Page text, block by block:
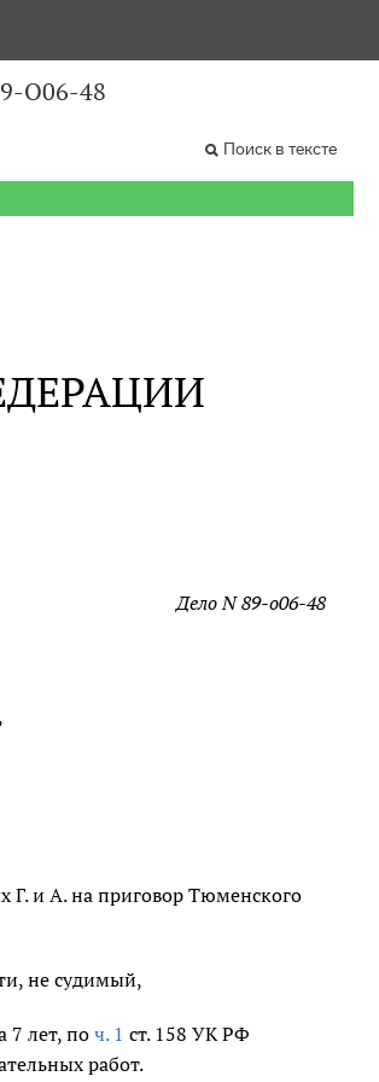
О06-48
Поиск в тексте
Дело N 89-о06-48
Г. и А. на приговор Тюменского
не судимый,
7 лет, поч. 1 ст. 158 УК РФ
работ.